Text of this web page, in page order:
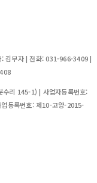
: 김부자 | 전화: 031-966-3409 |
수리 145-1) | 사업자등록번호:
등록번호: 제10-고양-2015-